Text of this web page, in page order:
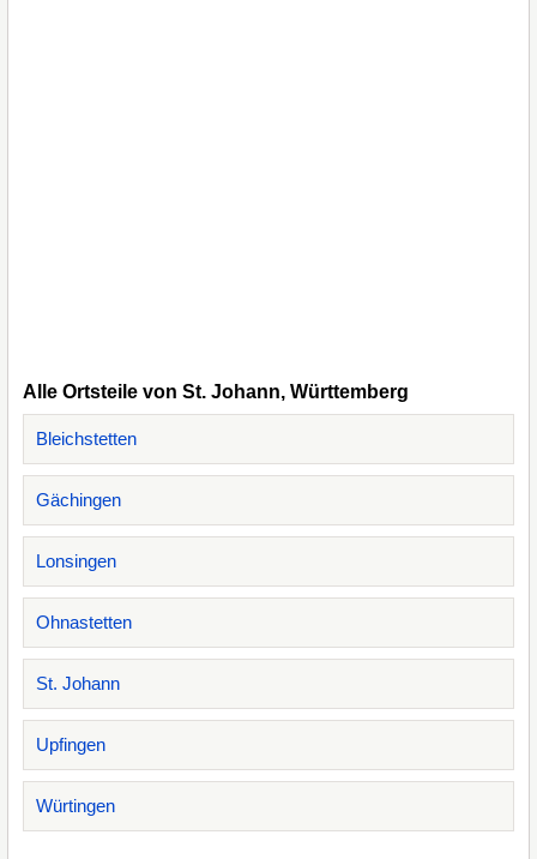
Alle Ortsteile von St. Johann, Württemberg
Bleichstetten
Gächingen
Lonsingen
Ohnastetten
St. Johann
Upfingen
Würtingen